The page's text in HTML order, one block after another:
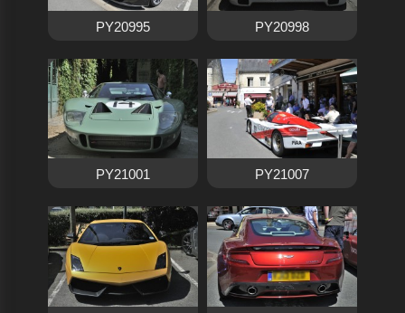
PY20995 PY20998
PY21001 PY21007